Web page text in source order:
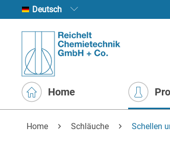
Deutsch
Home
Home Schläuche Schellen